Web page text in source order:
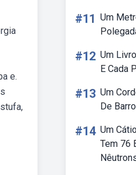
e.
#11 Um
#12 Um
E Cada
#13 Um
De
#14 Um
Tem 76